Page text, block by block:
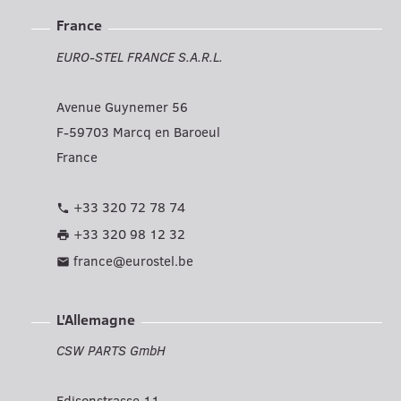
France
EURO-STEL FRANCE S.A.R.L.
Avenue Guynemer 56
F-59703 Marcq en Baroeul
France
phone +33 320 72 78 74
print +33 320 98 12 32
mail france@eurostel.be
L'Allemagne
CSW PARTS GmbH